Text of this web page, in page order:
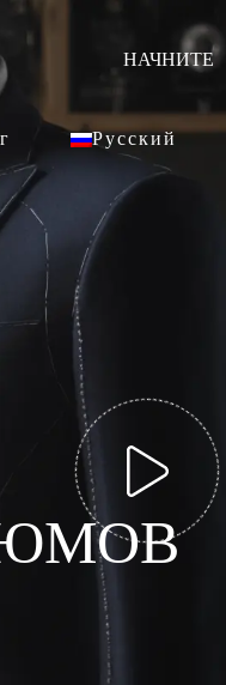
Русский
НАЧНИТЕ